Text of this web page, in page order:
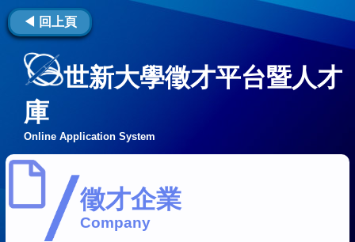
◀ 回上頁
世新大學徵才平台暨人才
庫
Online Application System
徵才企業
Company